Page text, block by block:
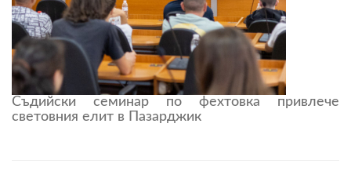
Съдийски семинар по фехтовка привлече
световния елит в Пазарджик